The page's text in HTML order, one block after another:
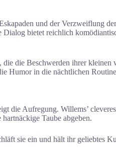
und der Verzweiflung
bietet reichlich
die Beschwerden ihrer kleinen
Humor in die nächtlichen
die Aufregung. Willems’
Taube abgeben.
sie ein und hält ihr geliebtes